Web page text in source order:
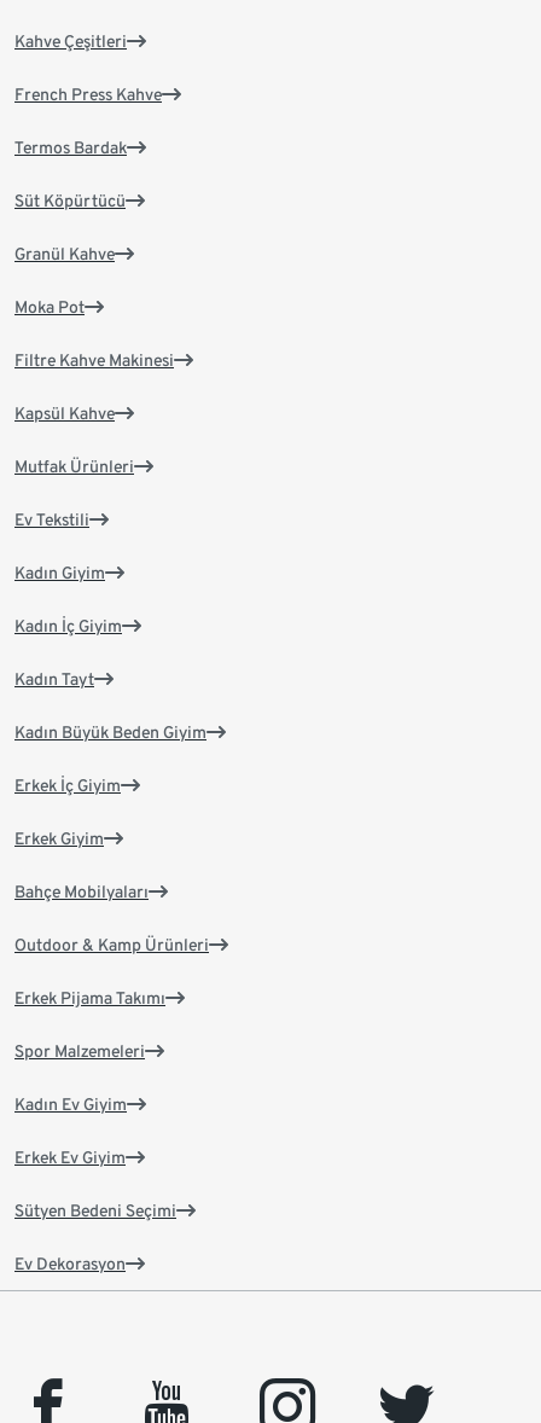
Kahve Çeşitleri
French Press Kahve
Termos Bardak
Süt Köpürtücü
Granül Kahve
Moka Pot
Filtre Kahve Makinesi
Kapsül Kahve
Mutfak Ürünleri
Ev Tekstili
Kadın Giyim
Kadın İç Giyim
Kadın Tayt
Kadın Büyük Beden Giyim
Erkek İç Giyim
Erkek Giyim
Bahçe Mobilyaları
Outdoor & Kamp Ürünleri
Erkek Pijama Takımı
Spor Malzemeleri
Kadın Ev Giyim
Erkek Ev Giyim
Sütyen Bedeni Seçimi
Ev Dekorasyon
facebook youtube instagram
twitter